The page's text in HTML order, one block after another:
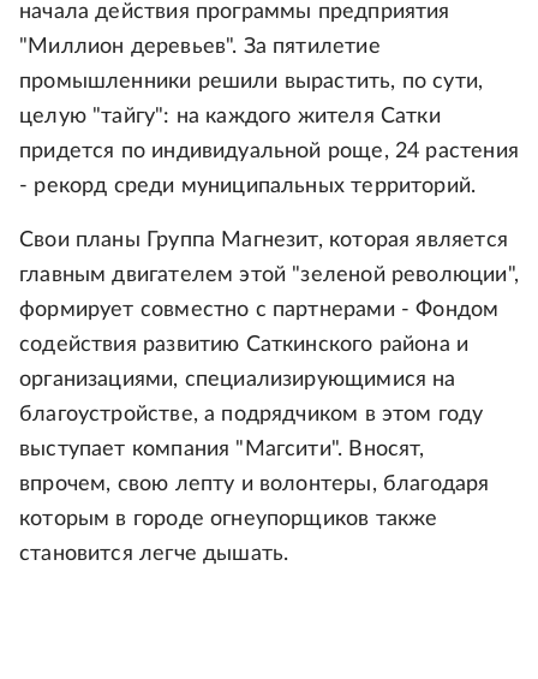
начала действия программы предприятия
"Миллион деревьев". За пятилетие
промышленники решили вырастить, по сути,
целую "тайгу": на каждого жителя Сатки
придется по индивидуальной роще, 24 растения
- рекорд среди муниципальных территорий.
Свои планы Группа Магнезит, которая является
главным двигателем этой "зеленой революции",
формирует совместно с партнерами - Фондом
содействия развитию Саткинского района и
организациями, специализирующимися на
благоустройстве, а подрядчиком в этом году
выступает компания "Магсити". Вносят,
впрочем, свою лепту и волонтеры, благодаря
которым в городе огнеупорщиков также
становится легче дышать.